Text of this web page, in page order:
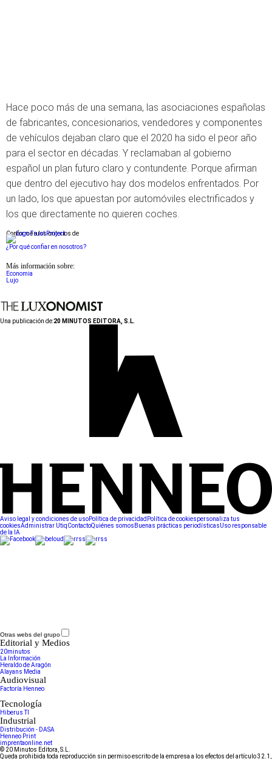
Hace poco más de una semana, las asociaciones españolas
de fabricantes, concesionarios, vendedores y componentes
de vehículos dejaban claro que el 2020 ha sido el peor año
para el sector en décadas. Y reclamaban al gobierno
español un plan futuro claro y contundente. Porque afirman
que dentro del ejecutivo hay dos modelos enfrentados. Por
un lado, los que apuestan por automóviles electrificados y
los que directamente no quieren coches.
Conforme a los criterios de
¿Por qué confiar en nosotros?
Más información sobre:
Economia
Lujo
Una publicación de:20 MINUTOS EDITORA, S.L.
Aviso legal y condiciones de usoPolítica de privacidad Política de cookiespersonaliza tus
cookiesAdministrar UtiqContactoQuiénes somos Buenas prácticas periodísticasUso responsable
de la IA
Otras webs del grupo
Editorial y Medios
20minutos
La Información
Heraldo de Aragón
Alayans Media
Audiovisual
Factoría Henneo
Tecnología
Hiberus TI
Industrial
Distribución - DASA
Henneo Print
imprentaonline.net
© 20 Minutos Editora, S.L.
Queda prohibida toda reproducción sin permiso escrito de la empresa a los efectos del artículo 32.1,